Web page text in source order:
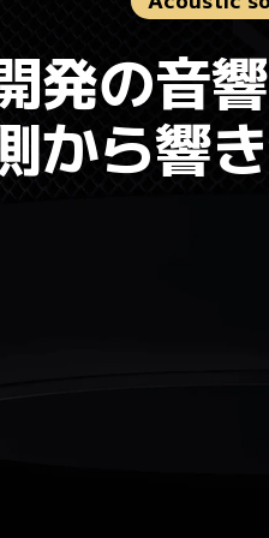
発の音
から響